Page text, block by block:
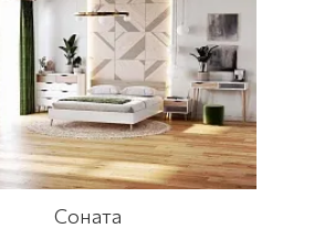
Соната